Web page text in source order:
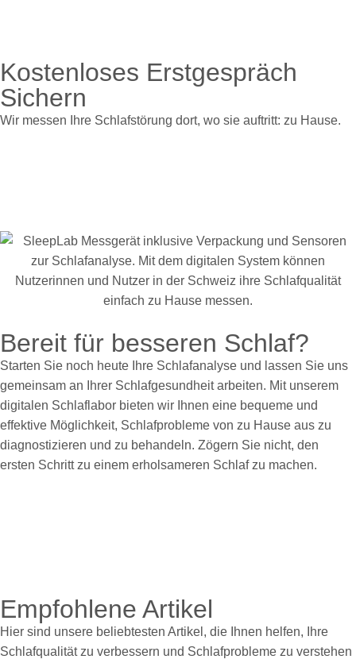
Kostenloses Erstgespräch
Sichern
Wir messen Ihre Schlafstörung dort, wo sie auftritt: zu Hause.
Bereit für besseren Schlaf?
Starten Sie noch heute Ihre Schlafanalyse und lassen Sie uns
gemeinsam an Ihrer Schlafgesundheit arbeiten. Mit unserem
digitalen Schlaflabor bieten wir Ihnen eine bequeme und
effektive Möglichkeit, Schlafprobleme von zu Hause aus zu
diagnostizieren und zu behandeln. Zögern Sie nicht, den
ersten Schritt zu einem erholsameren Schlaf zu machen.
Empfohlene Artikel
Hier sind unsere beliebtesten Artikel, die Ihnen helfen, Ihre
Schlafqualität zu verbessern und Schlafprobleme zu verstehen